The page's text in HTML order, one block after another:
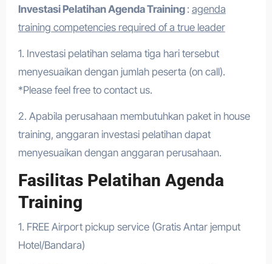
Investasi Pelatihan Agenda Training : agenda
training competencies required of a true leader
1. Investasi pelatihan selama tiga hari tersebut
menyesuaikan dengan jumlah peserta (on call).
*Please feel free to contact us.
2. Apabila perusahaan membutuhkan paket in house
training, anggaran investasi pelatihan dapat
menyesuaikan dengan anggaran perusahaan.
Fasilitas Pelatihan Agenda
Training
1. FREE Airport pickup service (Gratis Antar jemput
Hotel/Bandara)